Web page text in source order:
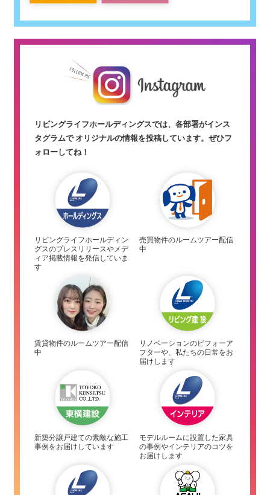
リビングライフホールディングスでは、各部署がインス
タグラムで オリジナルの情報を投稿しています。ぜひフ
ォローしてね！
リビングライフホールディン
グスのプレスリリースやメデ
ィア掲載情報を発信していま
す
売買物件のルームツアー配信
中
賃貸物件のルームツアー配信
中
リノベーションのビフォーア
フターや、私たちの日常をお
届けします
新築分譲戸建ての素敵な施工
事例をお届けしています
モデルルームに設置した家具
の事例やインテリアのコツを
お届けします